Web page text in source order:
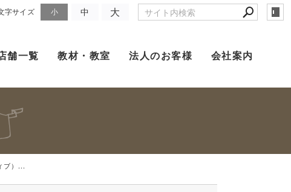
字サイズ 小 中 大
舗一覧 教材・教室 法人のお客様 会社案内
ブ）...